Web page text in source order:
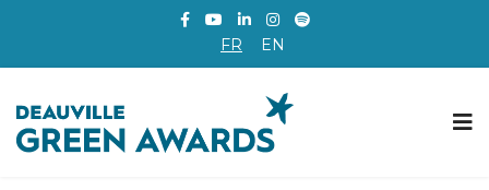
FR EN